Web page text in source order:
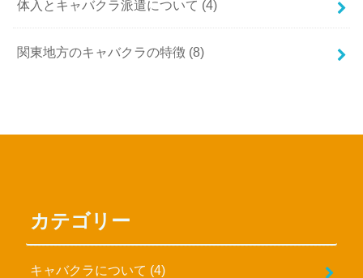
体入とキャバクラ派遣について (4)
関東地方のキャバクラの特徴 (8)
カテゴリー
キャバクラについて (4)